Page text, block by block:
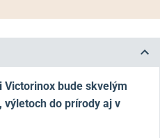
Victorinox bude skvelým
do prírody aj v